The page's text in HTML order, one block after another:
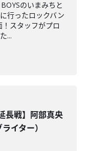
のいまみちと
行ったロックバン
スタッフがプロ
...
長戦】阿部真央
イター）